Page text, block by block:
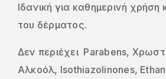
Ιδανική για καθημερινή
του δέρματος.
Δεν περιέχει Parabens,
Αλκοόλ, Isothiazolinones,